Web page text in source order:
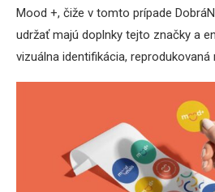
Mood +, čiže v tomto prípade
udržať majú doplnky tejto značky a
vizuálna identifikácia, reprodukovaná